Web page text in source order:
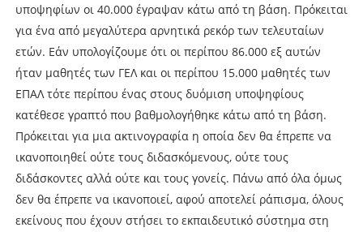
υποψηφίων οι 40.000 έγραψαν κάτω από τη βάση. Πρόκειται
για ένα από μεγαλύτερα αρνητικά ρεκόρ των τελευταίων
ετών. Εάν υπολογίζουμε ότι οι περίπου 86.000 εξ αυτών
ήταν μαθητές των ΓΕΛ και οι περίπου 15.000 μαθητές των
ΕΠΑΛ τότε περίπου ένας στους δυόμιση υποψηφίους
κατέθεσε γραπτό που βαθμολογήθηκε κάτω από τη βάση.
Πρόκειται για μια ακτινογραφία η οποία δεν θα έπρεπε να
ικανοποιηθεί ούτε τους διδασκόμενους, ούτε τους
διδάσκοντες αλλά ούτε και τους γονείς. Πάνω από όλα όμως
δεν θα έπρεπε να ικανοποιεί, αφού αποτελεί ράπισμα, όλους
εκείνους που έχουν στήσει το εκπαιδευτικό σύστημα στη